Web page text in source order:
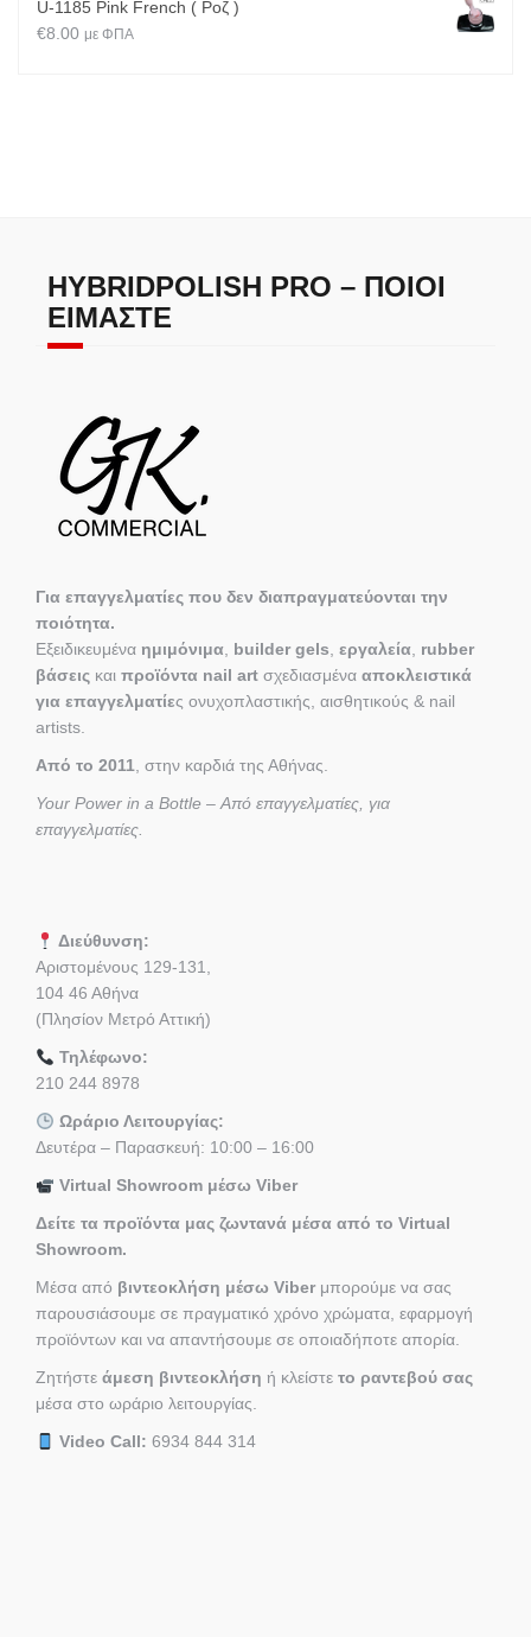
U-1185 Pink French ( Ροζ )
€8.00 με ΦΠΑ
HYBRIDPOLISH PRO – ΠΟΙΟΙ
ΕΊΜΑΣΤΕ
Για επαγγελματίες που δεν διαπραγματεύονται την
ποιότητα.
Εξειδικευμένα ημιμόνιμα builder gels εργαλεία rubber
βάσεις και προϊόντα nail art σχεδιασμένα αποκλειστικά
για επαγγελματίες ονυχοπλαστικής, αισθητικούς & nail
artists.
Από το 2011 , στην καρδιά της Αθήνας.
Your Power in a Bottle – Από επαγγελματίες, για
επαγγελματίες.
Διεύθυνση:
Αριστομένους 129-131,
104 46 Αθήνα
(Πλησίον Μετρό Αττική)
Τηλέφωνο:
210 244 8978
Ωράριο Λειτουργίας:
Δευτέρα – Παρασκευή: 10:00 – 16:00
Virtual Showroom μέσω Viber
Δείτε τα προϊόντα μας ζωντανά μέσα από το Virtual
Showroom.
Μέσα από βιντεοκλήση μέσω Viber μπορούμε να σας
παρουσιάσουμε σε πραγματικό χρόνο χρώματα, εφαρμογή
προϊόντων και να απαντήσουμε σε οποιαδήποτε απορία.
Ζητήστε άμεση βιντεοκλήση ή κλείστε το ραντεβού σας
μέσα στο ωράριο λειτουργίας.
Video Call: 6934 844 314